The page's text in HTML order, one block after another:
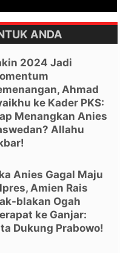
ANDA
2024 Jadi
Ahmad
ke Kader PKS:
Menangkan Anies
Allahu
Anies Gagal Maju
Amien Rais
blakan Ogah
ke Ganjar:
Dukung Prabowo!